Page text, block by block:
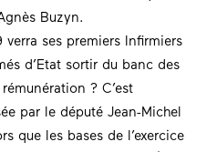
Buzyn.
ses premiers Infirmiers
d’Etat sortir du banc des
? C’est
par le député Jean-Michel
que les bases de l’exercice